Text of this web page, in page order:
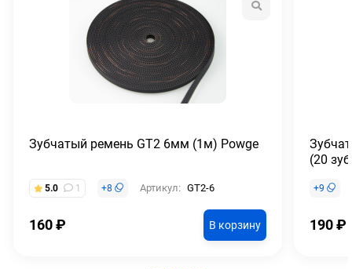
Зубчатый ремень GT2 6мм (1м) Powge
5.0 1 +8 Артикул: GT2-6
160₽ В корзину
(20
+9
190₽